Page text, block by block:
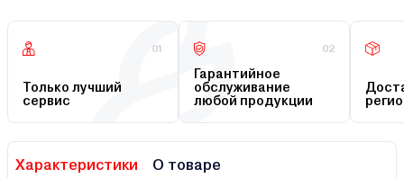
01
Только лучший
сервис
02
Гарантийное
обслуживание
любой продукции
Характеристики О товаре